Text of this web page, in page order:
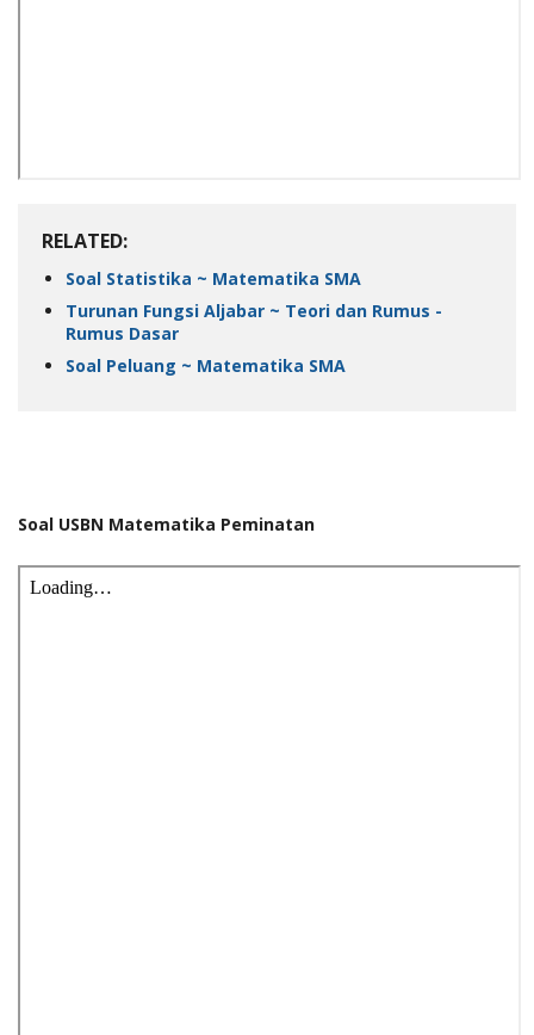
RELATED:
Soal Statistika ~ Matematika SMA
Turunan Fungsi Aljabar ~ Teori dan Rumus -
Rumus Dasar
Soal Peluang ~ Matematika SMA
Soal USBN Matematika Peminatan